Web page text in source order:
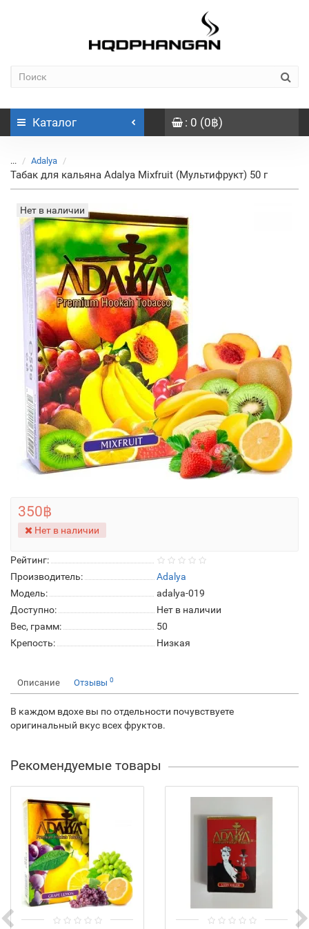
Каталог : 0 (0฿)
... Adalya
Табак для кальяна Adalya Mixfruit (Мультифрукт) 50 г
Нет в наличии
Рейтинг:
Производитель:
Adalya
Модель:
adalya-019
Доступно:
Нет в наличии
Вес, грамм:
50
Крепость:
Низкая
350฿
Нет в наличии
Описание Отзывы 0
В каждом вдохе вы по отдельности почувствуете
оригинальный вкус всех фруктов.
Рекомендуемые товары